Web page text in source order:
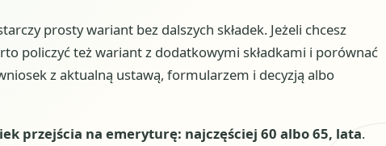
prosty wariant bez dalszych składek. Jeżeli chcesz
policzyć też wariant z dodatkowymi składkami i porównać
z aktualną ustawą, formularzem i decyzją albo
przejścia na emeryturę: najczęściej 60 albo 65, lata.